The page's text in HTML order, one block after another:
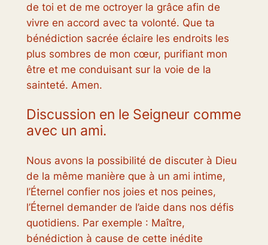
de toi et de me octroyer la grâce afin de
vivre en accord avec ta volonté. Que ta
bénédiction sacrée éclaire les endroits les
plus sombres de mon cœur, purifiant mon
être et me conduisant sur la voie de la
sainteté. Amen.
Discussion en le Seigneur comme
avec un ami.
Nous avons la possibilité de discuter à Dieu
de la même manière que à un ami intime,
l’Éternel confier nos joies et nos peines,
l’Éternel demander de l’aide dans nos défis
quotidiens. Par exemple : Maître,
bénédiction à cause de cette inédite